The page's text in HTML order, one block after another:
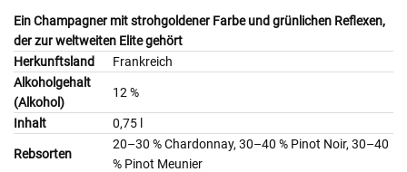
Ein Champagner mit strohgoldener Farbe und grünlichen Reflexen,
der zur weltweiten Elite gehört
Herkunftsland
Frankreich
Alkoholgehalt
(Alkohol)
12 %
Inhalt 0,75 l
Rebsorten
20–30 % Chardonnay, 30–40 % Pinot Noir, 30–40
% Pinot Meunier